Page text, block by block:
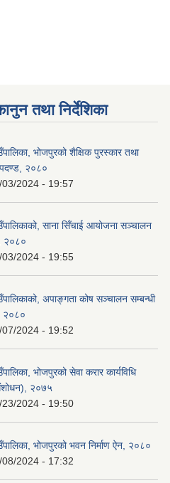
तथा निर्देशिका
भोजपुरको शैक्षिक पुरस्कार तथा
२०८०
03/2024 - 19:57
साना सिँचाई आयोजना सञ्‍चालन
२०८०
03/2024 - 19:55
अपाङ्गता कोष सञ्‍चालन सम्बन्धी
२०८०
07/2024 - 19:52
भोजपुरको सेवा करार कार्यविधि
२०७५
23/2024 - 19:50
भोजपुरको भवन निर्माण ऐन, २०८०
08/2024 - 17:32